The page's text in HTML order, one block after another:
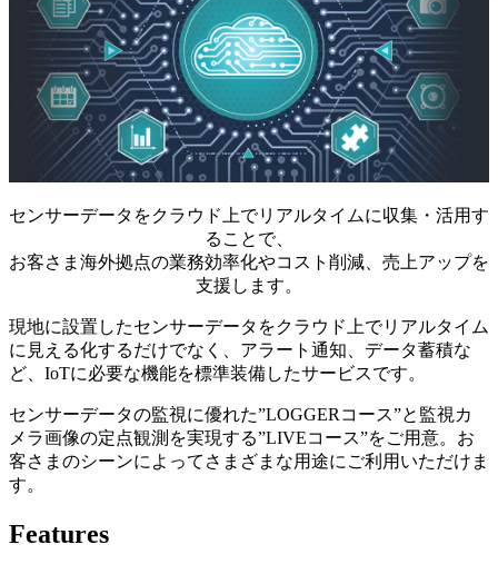
センサーデータをクラウド上でリアルタイムに収集・活用す
ることで、
お客さま海外拠点の業務効率化やコスト削減、売上アップを
支援します。
現地に設置したセンサーデータをクラウド上でリアルタイム
に見える化するだけでなく、アラート通知、データ蓄積な
ど、IoTに必要な機能を標準装備したサービスです。
センサーデータの監視に優れた”LOGGERコース”と監視カ
メラ画像の定点観測を実現する”LIVEコース”をご用意。お
客さまのシーンによってさまざまな用途にご利用いただけま
す。
Features